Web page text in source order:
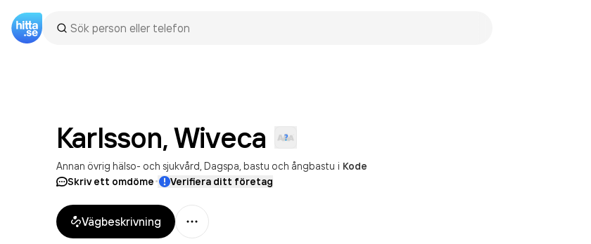
Karlsson,Wiveca
Annan övrig hälso- och sjukvård Dagspa, bastu och ångbastu i Kode
Skriv ett omdöme· Verifiera ditt företag
Vägbeskrivning
Mer